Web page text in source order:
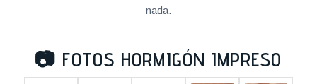
nada.
📷 FOTOS HORMIGÓN IMPRESO